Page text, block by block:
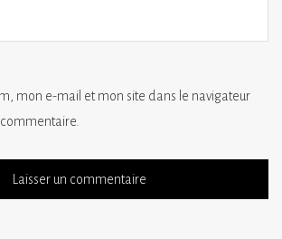
mon e-mail et mon site dans le navigateur